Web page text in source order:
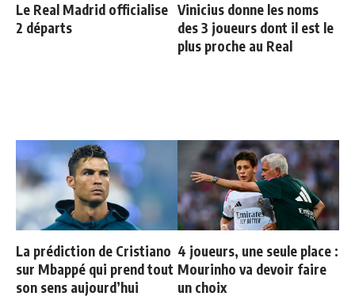
Le Real Madrid officialise
2 départs
Vinicius donne les noms
des 3 joueurs dont il est le
plus proche au Real
La prédiction de Cristiano
sur Mbappé qui prend tout
son sens aujourd’hui
4 joueurs, une seule place :
Mourinho va devoir faire
un choix